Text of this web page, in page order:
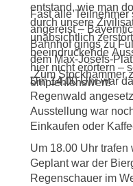
entstand, wie man
durch unsere
unabsichtlich
beeindruckende
hier nicht erörtern –
empfehlenswert!
Fast alle
angereist –
Bahnhof gings zu
dem Max-Josefs-
„Zum Stockhammer
Um 14.00 Uhr war
Regenwald
Ausstellung war
Einkaufen oder
Um 18.00 Uhr trafen
Geplant war der
Regenschauer im